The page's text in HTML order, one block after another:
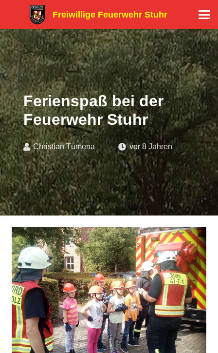
Freiwillige Feuerwehr Stuhr
Ferienspaß bei der
Feuerwehr Stuhr
Christian Tümena vor 8 Jahren